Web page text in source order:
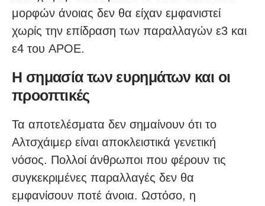
μορφών άνοιας δεν θα είχαν εμφανιστεί
χωρίς την επίδραση των παραλλαγών ε3 και
ε4 του APOE.
Η σημασία των ευρημάτων και οι
προοπτικές
Τα αποτελέσματα δεν σημαίνουν ότι το
Αλτσχάιμερ είναι αποκλειστικά γενετική
νόσος. Πολλοί άνθρωποι που φέρουν τις
συγκεκριμένες παραλλαγές δεν θα
εμφανίσουν ποτέ άνοια. Ωστόσο, η